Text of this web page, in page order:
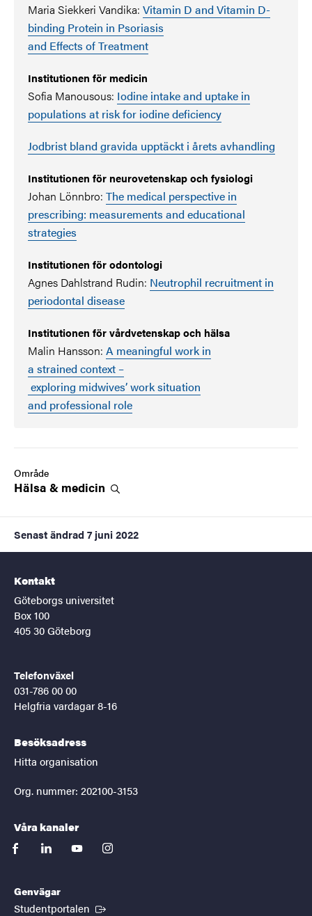
Maria Siekkeri Vandika: Vitamin D and Vitamin D-
binding Protein in Psoriasis
and Effects of Treatment
Institutionen för medicin
Sofia Manousous: Iodine intake and uptake in
populations at risk for iodine deficiency
Jodbrist bland gravida upptäckt i årets avhandling
Institutionen för neurovetenskap och fysiologi
Johan Lönnbro: The medical perspective in
prescribing: measurements and educational
strategies
Institutionen för odontologi
Agnes Dahlstrand Rudin: Neutrophil recruitment in
periodontal disease
Institutionen för vårdvetenskap och hälsa
Malin Hansson: A meaningful work in
a strained context –
exploring midwives’ work situation
and professional role
Område
Hälsa & medicin
Senast ändrad 7 juni 2022
Kontakt
Göteborgs universitet
Box 100
405 30 Göteborg
Telefonväxel
031-786 00 00
Helgfria vardagar 8-16
Besöksadress
Hitta organisation
Org. nummer: 202100-3153
Våra kanaler
facebooklinkedinyoutubeinstagram
Genvägar
Studentportalen (Extern länk)